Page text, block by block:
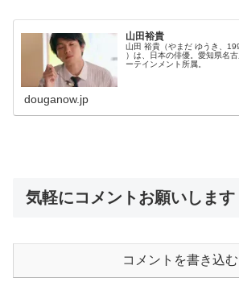
山田裕貴
山田 裕貴（やまだ ゆうき、
）は、日本の俳優。愛知県名
ーテインメント所属。
douganow.jp
気軽にコメントお願いします
コメントを書き込む